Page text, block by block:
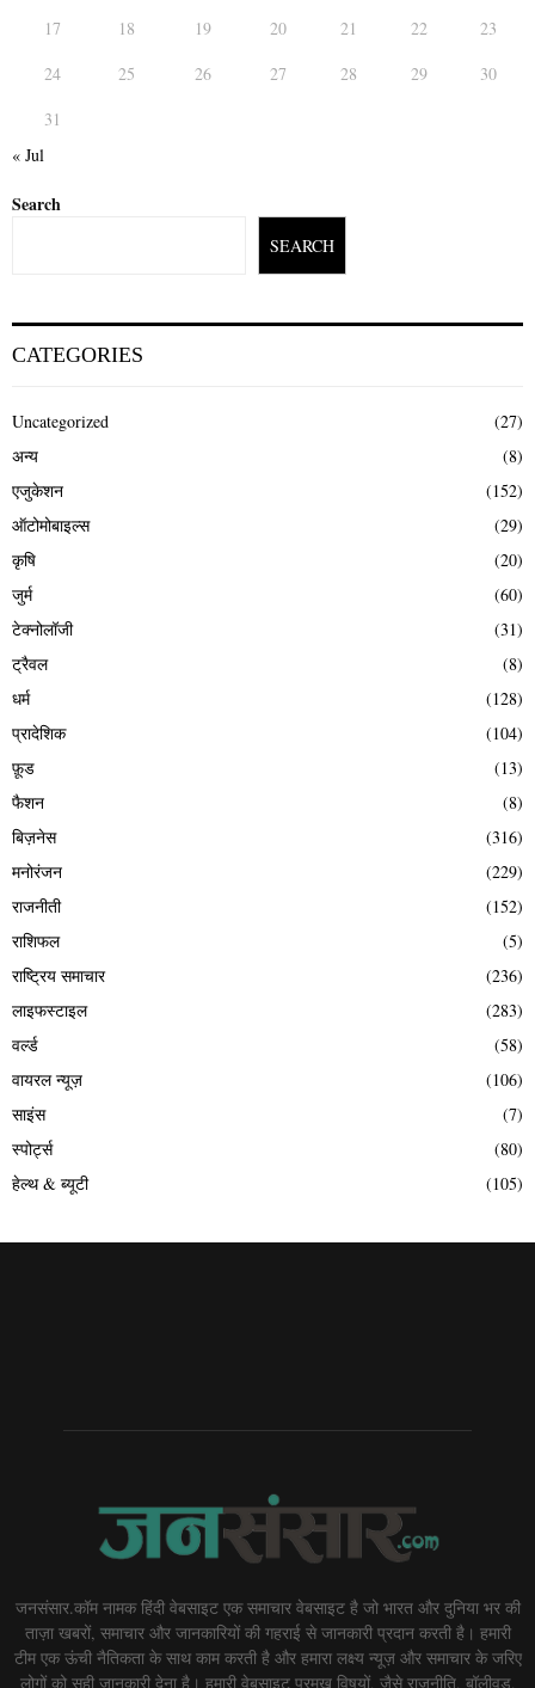
17
18 19 20 21 22
23
24
25 26 27 28 29
30
31
« Jul
Search
SEARCH
CATEGORIES
Uncategorized
(27)
अन्य
(8)
एजुकेशन
(152)
ऑटोमोबाइल्स
(29)
कृषि
(20)
जुर्म
(60)
टेक्नोलॉजी
(31)
ट्रैवल
(8)
धर्म
(128)
प्रादेशिक
(104)
फ़ूड
(13)
फैशन
(8)
बिज़नेस
(316)
मनोरंजन
(229)
राजनीती
(152)
राशिफल
(5)
राष्ट्रिय समाचार
(236)
लाइफस्टाइल
(283)
वर्ल्ड
(58)
वायरल न्यूज़
(106)
साइंस
(7)
स्पोर्ट्स
(80)
हेल्थ & ब्यूटी
(105)
जनसंसार.कॉम नामक हिंदी वेबसाइट एक समाचार वेबसाइट है जो भारत और दुनिया भर की
ताज़ा खबरों, समाचार और जानकारियों की गहराई से जानकारी प्रदान करती है। हमारी
टीम एक ऊंची नैतिकता के साथ काम करती है और हमारा लक्ष्य न्यूज़ और समाचार के जरिए
लोगों को सही जानकारी देना है। हमारी वेबसाइट प्रमुख विषयों, जैसे राजनीति, बॉलीवुड,